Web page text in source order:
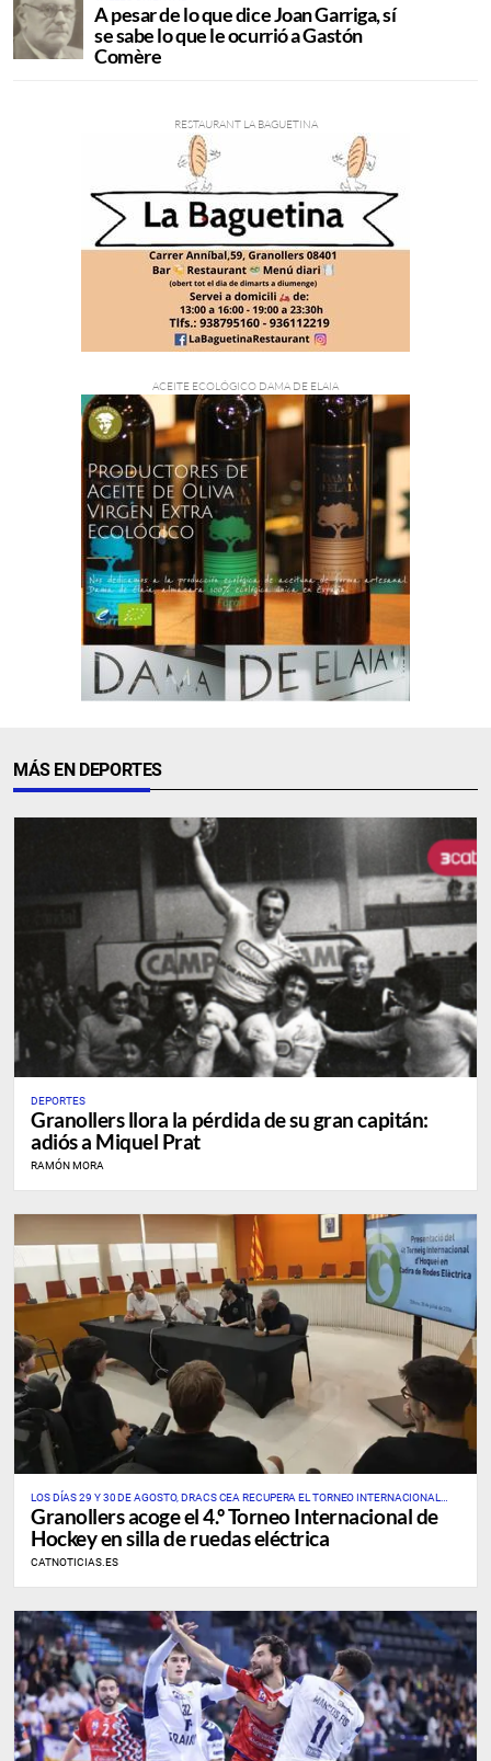
A pesar de lo que dice Joan Garriga, sí
se sabe lo que le ocurrió a Gastón
Comère
MÁS EN DEPORTES
DEPORTES
Granollers llora la pérdida de su gran capitán:
adiós a Miquel Prat
RAMÓN MORA
LOS DÍAS 29 Y 30 DE AGOSTO, DRACS CEA RECUPERA EL TORNEO INTERNACIONAL
ÚNICO DE ESTE DEPORTE EN CATALUÑA Y EN ESPAÑA
Granollers acoge el 4.º Torneo Internacional de
Hockey en silla de ruedas eléctrica
CATNOTICIAS.ES